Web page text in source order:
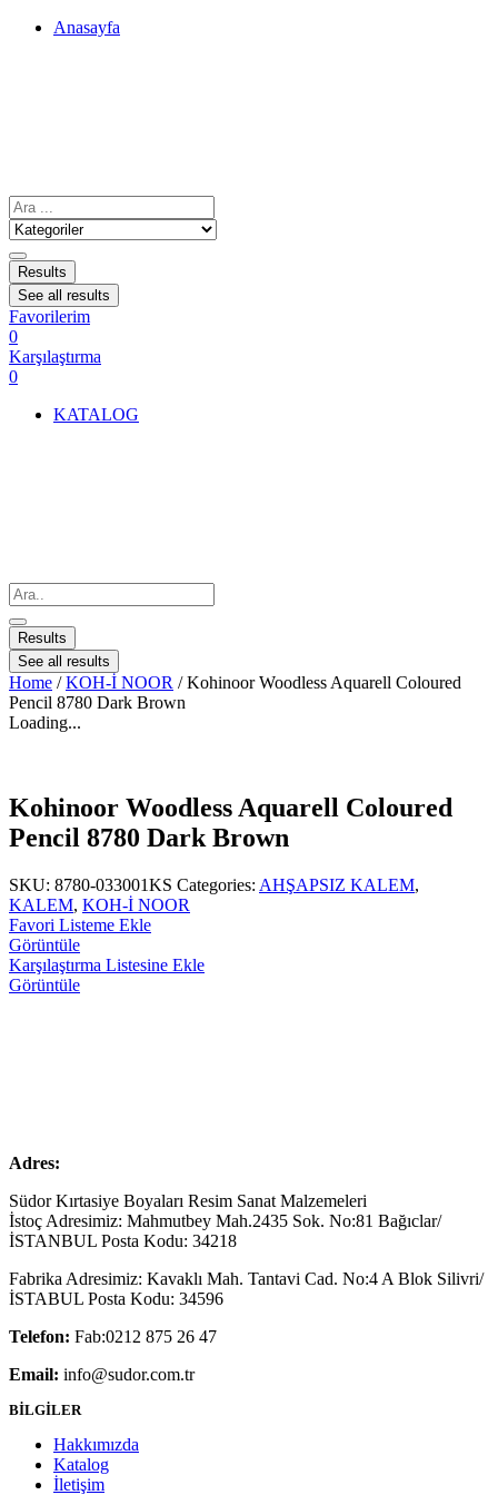
Anasayfa
Results
See all results
Favorilerim
0
Karşılaştırma
0
KATALOG
Results
See all results
Home /KOH-İ NOOR / Kohinoor Woodless Aquarell Coloured
Pencil 8780 Dark Brown
Loading...
Kohinoor Woodless Aquarell Coloured
Pencil 8780 Dark Brown
SKU: 8780-033001KS Categories: AHŞAPSIZ KALEM,
KALEM, KOH-İ NOOR
Favori Listeme Ekle
Görüntüle
Karşılaştırma Listesine Ekle
Görüntüle
Adres:
Südor Kırtasiye Boyaları Resim Sanat Malzemeleri
İstoç Adresimiz: Mahmutbey Mah.2435 Sok. No:81 Bağıclar/
İSTANBUL Posta Kodu: 34218
Fabrika Adresimiz: Kavaklı Mah. Tantavi Cad. No:4 A Blok Silivri/
İSTABUL Posta Kodu: 34596
Telefon: Fab:0212 875 26 47
Email: info@sudor.com.tr
BİLGİLER
Hakkımızda
Katalog
İletişim